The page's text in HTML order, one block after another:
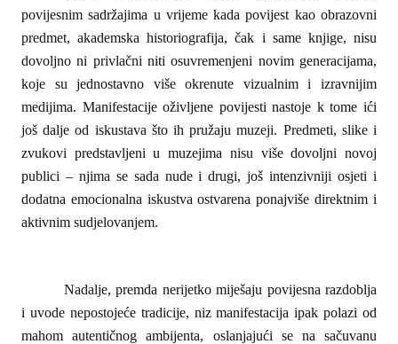
povijesnim sadržajima u vrijeme kada povijest kao obrazovni
predmet, akademska historiografija, čak i same knjige, nisu
dovoljno ni privlačni niti osuvremenjeni novim generacijama,
koje su jednostavno više okrenute vizualnim i izravnijim
medijima. Manifestacije oživljene povijesti nastoje k tome ići
još dalje od iskustava što ih pružaju muzeji. Predmeti, slike i
zvukovi predstavljeni u muzejima nisu više dovoljni novoj
publici – njima se sada nude i drugi, još intenzivniji osjeti i
dodatna emocionalna iskustva ostvarena ponajviše direktnim i
aktivnim sudjelovanjem.
Nadalje, premda nerijetko miješaju povijesna razdoblja
i uvode nepostojeće tradicije, niz manifestacija ipak polazi od
mahom autentičnog ambijenta, oslanjajući se na sačuvanu